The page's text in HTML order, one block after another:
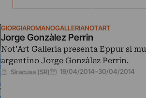
GIORGIAROMANOGALLERIANOTART
Jorge Gonzàlez Perrin
Not’Art Galleria presenta Eppur si
argentino Jorge Gonzàlez Perrin.
Siracusa (SR) 19/04/2014–30/04/2014